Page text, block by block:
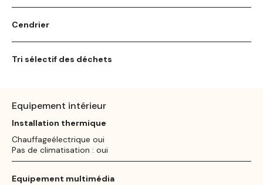
Cendrier
Tri sélectif des déchets
Equipement intérieur
Installation thermique
Chauffageélectrique oui
Pas de climatisation : oui
Equipement multimédia